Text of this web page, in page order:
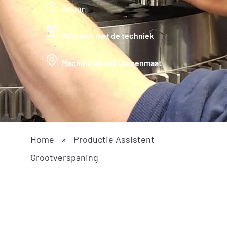
38 uur
Affiniteit met de techniek
Machinefabriek Diepenmaat
Home »
Productie Assistent
Grootverspaning